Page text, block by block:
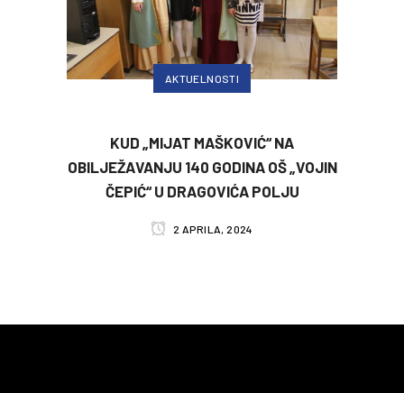
AKTUELNOSTI
KUD „MIJAT MAŠKOVIĆ“ NA
OBILJEŽAVANJU 140 GODINA OŠ „VOJIN
ČEPIĆ“ U DRAGOVIĆA POLJU
2 APRILA, 2024